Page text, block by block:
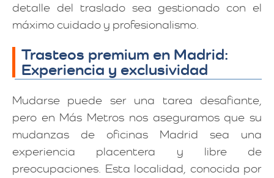
detalle del traslado sea gestionado con el
máximo cuidado y profesionalismo.
Trasteos premium en Madrid:
Experiencia y exclusividad
Mudarse puede ser una tarea desafiante,
pero en Más Metros nos aseguramos que su
mudanzas de oficinas Madrid sea una
experiencia placentera y libre de
preocupaciones. Esta localidad, conocida por